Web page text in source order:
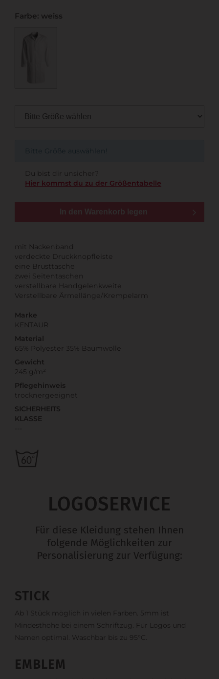
Farbe: weiss
Bitte Größe auswählen!
Du bist dir unsicher?
Hier kommst du zu der Größentabelle
In den Warenkorb legen
mit Nackenband
verdeckte Druckknopfleiste
eine Brusttasche
zwei Seitentaschen
verstellbare Handgelenkweite
Verstellbare Ärmellänge/Krempelarm
Marke
KENTAUR
Material
65% Polyester 35% Baumwolle
Gewicht
245 g/m²
Pflegehinweis
trocknergeeignet
SICHERHEITS
KLASSE
LOGOSERVICE
Für diese Kleidung stehen Ihnen
folgende Möglichkeiten zur
Personalisierung zur Verfügung:
STICK
Ab 1 Stück möglich in vielen Farben. 5mm ist
Mindesthöhe bei einem Schriftzug. Für Logos und
Namen optimal. Waschbar bis zu 95°C.
EMBLEM